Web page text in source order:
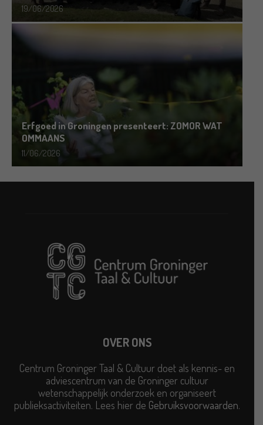
19/06/2026
Erfgoed in Groningen presenteert: ZOMOR WAT
OMMAANS
11/06/2026
OVER ONS
Centrum Groninger Taal & Cultuur doet als kennis- en
adviescentrum van de Groninger cultuur
wetenschappelijk onderzoek en organiseert
publieksactiviteiten. Lees hier de Gebruiksvoorwaarden.